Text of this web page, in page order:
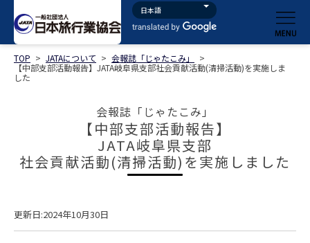
TOP > JATAについて > 会報誌「じゃたこみ」
>
【中部支部活動報告】JATA岐阜県支部社会貢献活動(清掃活動)を実施しま
した
会報誌「じゃたこみ」
【中部支部活動報告】
JATA岐阜県支部
社会貢献活動(清掃活動)を実施しました
更新日:2024年10月30日